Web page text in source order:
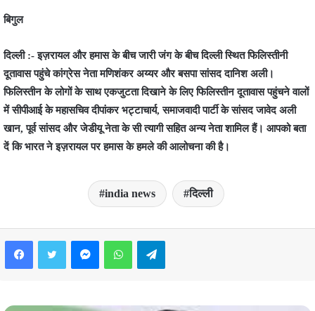
बिगुल
दिल्ली :- इज़रायल और हमास के बीच जारी जंग के बीच दिल्ली स्थित फिलिस्तीनी
दूतावास पहुंचे कांग्रेस नेता मणिशंकर अय्यर और बसपा सांसद दानिश अली।
फिलिस्तीन के लोगों के साथ एकजुटता दिखाने के लिए फिलिस्तीन दूतावास पहुंचने वालों
में सीपीआई के महासचिव दीपांकर भट्टाचार्य, समाजवादी पार्टी के सांसद जावेद अली
खान, पूर्व सांसद और जेडीयू नेता के सी त्यागी सहित अन्य नेता शामिल हैं। आपको बता
दें कि भारत ने इज़रायल पर हमास के हमले की आलोचना की है।
india news दिल्ली
FacebookTwitter MessengerWhatsAppTelegram